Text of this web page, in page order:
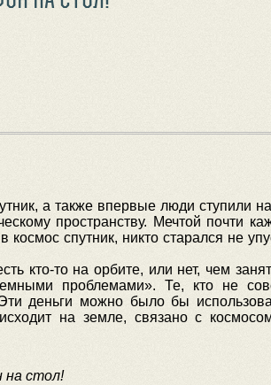
а также впервые люди ступили
пространству. Мечтой почти
спутник, никто старался не
кто-то на орбите, или нет, чем
проблемами». Те, кто не
деньги можно было бы
на земле, связано с
на стол!